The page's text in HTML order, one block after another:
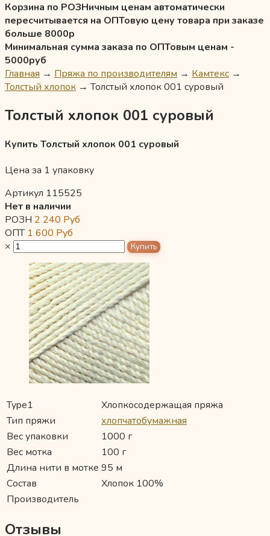
Корзина по РОЗНичным ценам автоматически
пересчитывается на ОПТовую цену товара при заказе
больше 8000р
Минимальная сумма заказа по ОПТовым ценам -
5000руб
Главная → Пряжа по производителям → Камтекс →
Толстый хлопок → Толстый хлопок 001 суровый
Толстый хлопок 001 суровый
Купить Толстый хлопок 001 суровый
Цена за 1 упаковку
Артикул 115525
Нет в наличии
РОЗН 2 240 Руб
ОПТ 1 600 Руб
×
Type1
Хлопкосодержащая пряжа
Тип пряжи
хлопчатобумажная
Вес упаковки
1000 г
Вес мотка
100 г
Длина нити в мотке 95 м
Состав
Хлопок 100%
Производитель
Отзывы